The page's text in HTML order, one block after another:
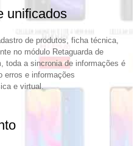
unificados
de produtos, ficha técnica,
no módulo Retaguarda de
toda a sincronia de informações é
erros e informações
e virtual.